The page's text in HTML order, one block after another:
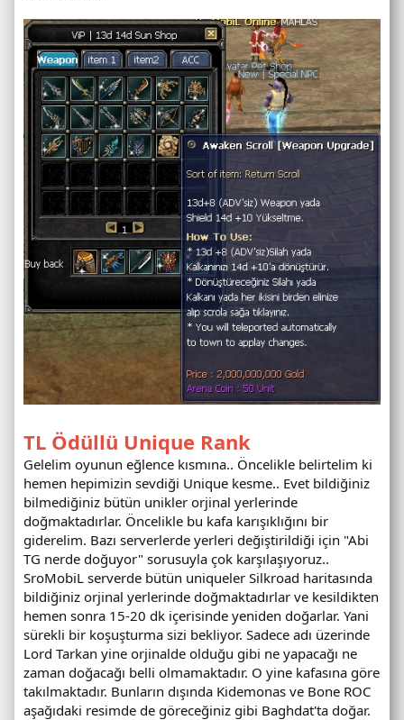
TL Ödüllü Unique Rank
Gelelim oyunun eğlence kısmına.. Öncelikle belirtelim ki
hemen hepimizin sevdiği Unique kesme.. Evet bildiğiniz
bilmediğiniz bütün unikler orjinal yerlerinde
doğmaktadırlar. Öncelikle bu kafa karışıklığını bir
giderelim. Bazı serverlerde yerleri değiştirildiği için "Abi
TG nerde doğuyor" sorusuyla çok karşılaşıyoruz..
SroMobiL serverde bütün uniqueler Silkroad haritasında
bildiğiniz orjinal yerlerinde doğmaktadırlar ve kesildikten
hemen sonra 15-20 dk içerisinde yeniden doğarlar. Yani
sürekli bir koşuşturma sizi bekliyor. Sadece adı üzerinde
Lord Tarkan yine orjinalde olduğu gibi ne yapacağı ne
zaman doğacağı belli olmamaktadır. O yine kafasına göre
takılmaktadır. Bunların dışında Kidemonas ve Bone ROC
aşağıdaki resimde de göreceğiniz gibi Baghdat'ta doğar.